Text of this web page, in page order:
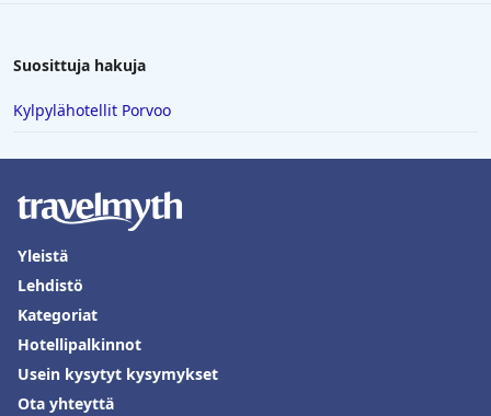
Suosittuja hakuja
Kylpylähotellit Porvoo
Yleistä
Lehdistö
Kategoriat
Hotellipalkinnot
Usein kysytyt kysymykset
Ota yhteyttä